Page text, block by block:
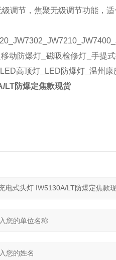
调节，焦聚无级调节功能，适
动防爆灯_磁吸检修灯_手提
高顶灯_LED防爆灯_温州康
LT防爆定焦款现货